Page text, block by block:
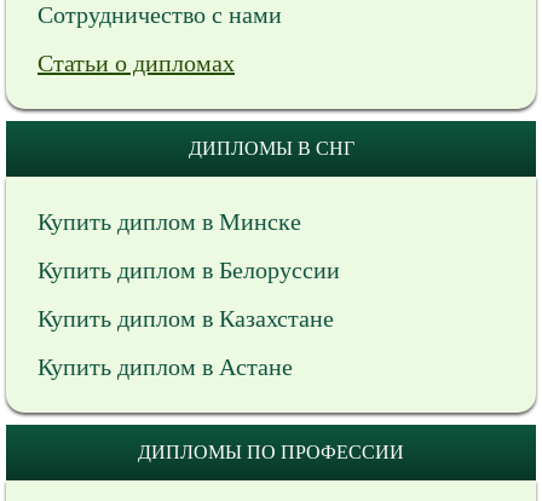
Сотрудничество с нами
Статьи о дипломах
ДИПЛОМЫ В СНГ
Купить диплом в Минске
Купить диплом в Белоруссии
Купить диплом в Казахстане
Купить диплом в Астане
ДИПЛОМЫ ПО ПРОФЕССИИ